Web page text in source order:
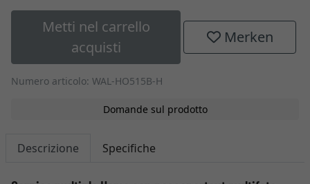
Metti nel carrello
acquisti
Merken
Numero articolo: WAL-HO515B-H
Domande sul prodotto
Descrizione Specifiche